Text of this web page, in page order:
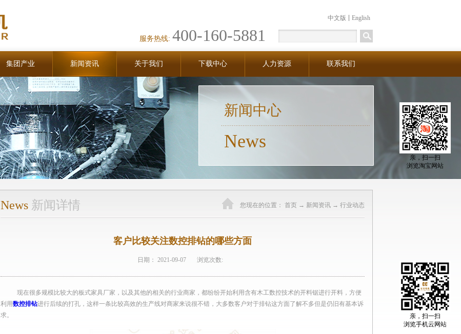
中文版 English
服务热线: 400-160-5881
集团产业 新闻资讯 关于我们 下载中心 人力资源 联系我们
新闻中心
News
News 新闻详情 您现在的位置： 首页 → 新闻资讯 → 行业动态
客户比较关注数控排钻的哪些方面
日期： 2021-09-07 浏览次数:
现在很多规模比较大的板式家具厂家，以及其他的相关的行业商家，都纷纷开始利用含有木工数控技术的开料锯进行开料，方便
利用数控排钻进行后续的打孔，这样一条比较高效的生产线对商家来说很不错，大多数客户对于排钻这方面了解不多但是仍旧有基本诉
求。
亲，扫一扫
浏览淘宝网站
亲，扫一扫
浏览手机云网站